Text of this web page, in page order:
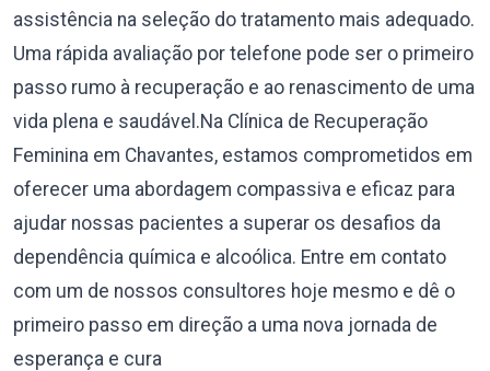
assistência na seleção do tratamento mais adequado.
Uma rápida avaliação por telefone pode ser o primeiro
passo rumo à recuperação e ao renascimento de uma
vida plena e saudável.Na Clínica de Recuperação
Feminina em Chavantes, estamos comprometidos em
oferecer uma abordagem compassiva e eficaz para
ajudar nossas pacientes a superar os desafios da
dependência química e alcoólica. Entre em contato
com um de nossos consultores hoje mesmo e dê o
primeiro passo em direção a uma nova jornada de
esperança e cura